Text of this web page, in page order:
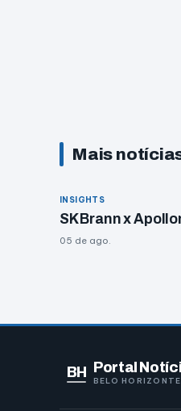
Mais
INSIGHTS
SK Brann x
05 de ago.
BH Portal
BELO HORIZONTE